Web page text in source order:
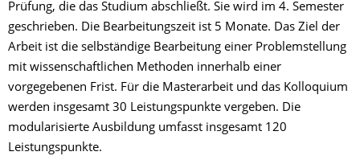
Prüfung, die das Studium abschließt. Sie wird im 4. Semester
geschrieben. Die Bearbeitungszeit ist 5 Monate. Das Ziel der
Arbeit ist die selbständige Bearbeitung einer Problemstellung
mit wissenschaftlichen Methoden innerhalb einer
vorgegebenen Frist. Für die Masterarbeit und das Kolloquium
werden insgesamt 30 Leistungspunkte vergeben. Die
modularisierte Ausbildung umfasst insgesamt 120
Leistungspunkte.